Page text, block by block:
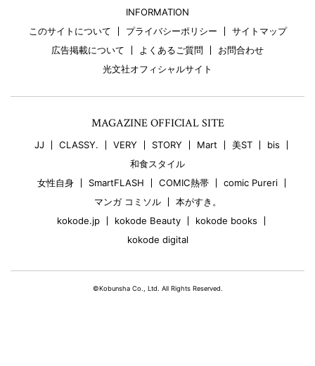
INFORMATION
このサイトについて
プライバシーポリシー
サイトマップ
広告掲載について
よくあるご質問
お問合わせ
光文社オフィシャルサイト
MAGAZINE OFFICIAL SITE
JJ CLASSY. VERY STORY Mart 美ST
bis
和食スタイル
女性自身
SmartFLASH COMIC熱帯
comic Pureri
マンガ コミソル
本がすき。
kokode.jp
kokode Beauty
kokode books
kokode digital
©Kobunsha Co., Ltd. All Rights Reserved.